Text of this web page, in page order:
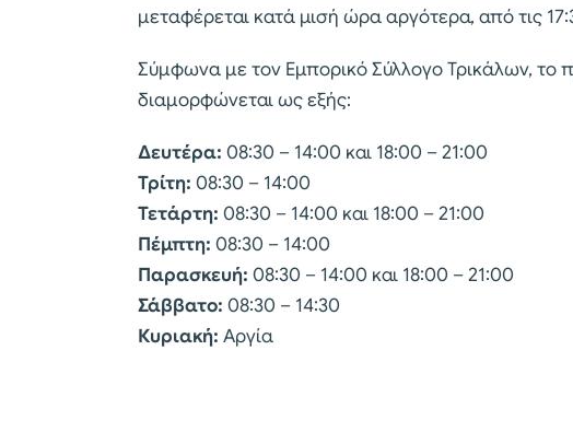
μεταφέρεται κατά μισή ώρα αργότερα, από τις
Σύμφωνα με τον Εμπορικό Σύλλογο Τρικάλων, το
διαμορφώνεται ως εξής:
Δευτέρα: 08:30 – 14:00 και 18:00 – 21:00
Τρίτη: 08:30 – 14:00
Τετάρτη: 08:30 – 14:00 και 18:00 – 21:00
Πέμπτη: 08:30 – 14:00
Παρασκευή: 08:30 – 14:00 και 18:00 – 21:00
Σάββατο: 08:30 – 14:30
Κυριακή: Αργία